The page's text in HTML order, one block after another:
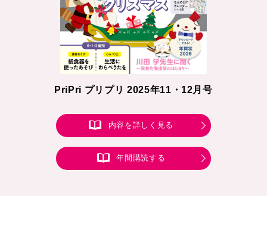
PriPri プリプリ 2025年11・12月号
内容を詳しく見る
年間購読する